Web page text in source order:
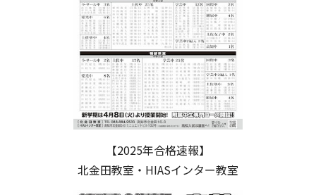
【2025年合格速報】
北金田教室・HIASインター教室